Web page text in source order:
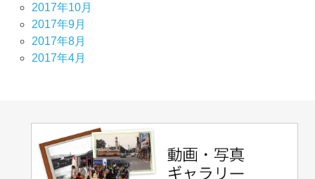
2017年10月
2017年9月
2017年8月
2017年4月